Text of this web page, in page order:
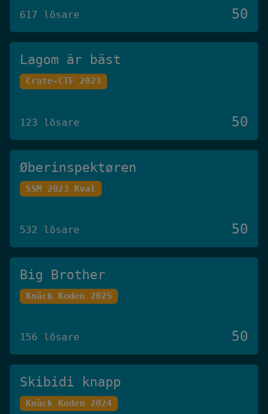
617 lösare 50
Lagom är bäst
Crate-CTF 2023
123 lösare 50
Øberinspektøren
SSM 2023 Kval
532 lösare 50
Big Brother
Knäck Koden 2025
156 lösare 50
Skibidi knapp
Knäck Koden 2024